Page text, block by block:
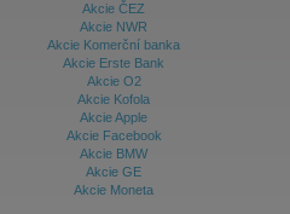
Akcie ČEZ
Akcie NWR
Akcie Komerční banka
Akcie Erste Bank
Akcie O2
Akcie Kofola
Akcie Apple
Akcie Facebook
Akcie BMW
Akcie GE
Akcie Moneta